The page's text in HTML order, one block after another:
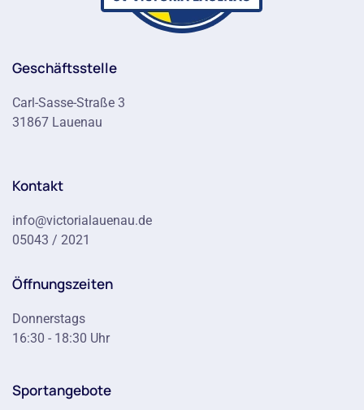
Geschäftsstelle
Carl-Sasse-Straße 3
31867 Lauenau
Kontakt
info@victorialauenau.de
05043 / 2021
Öffnungszeiten
Donnerstags
16:30 - 18:30 Uhr
Sportangebote